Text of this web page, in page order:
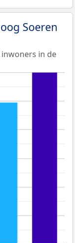
Soeren
in de